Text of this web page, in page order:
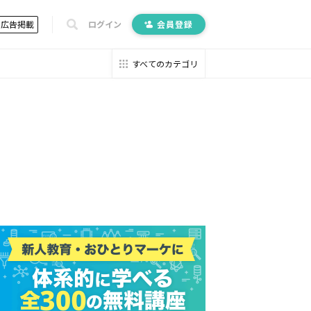
広告掲載 ログイン 会員登録
すべてのカテゴリ